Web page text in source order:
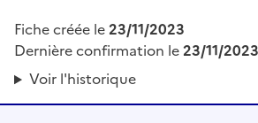
Fiche créée le23/11/2023
Dernière confirmation le23/11/2023
Voir l'historique